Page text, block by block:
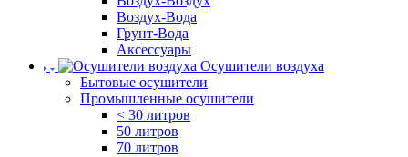
Воздух-Вода
Грунт-Вода
Аксессуары
Осушители воздуха
Бытовые осушители
Промышленные осушители
< 30 литров
50 литров
70 литров